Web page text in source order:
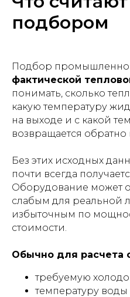
подбором
Подбор
фактической
понимать, сколько
какую температуру
на выходе и с какой
возвращается обратно
Без этих исходных
почти всегда
Оборудование может
слабым для реальной
избыточным по
стоимости.
Обычно для расчета
требуемую
температуру воды